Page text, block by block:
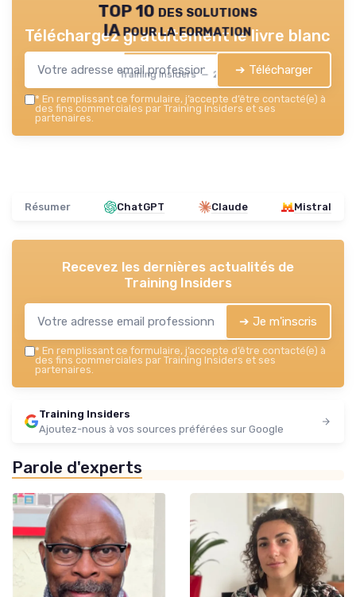
TOP 10 des solutions
IA pour la formation
Training Insiders — 2026
Téléchargez gratuitement le livre blanc
➔ Télécharger
* En remplissant ce formulaire, j’accepte d’être contacté(e) à
des fins commerciales par Training Insiders et ses
partenaires.
Résumer ChatGPT Claude Mistral
Recevez les dernières actualités de
Training Insiders
➔ Je m'inscris
* En remplissant ce formulaire, j’accepte d’être contacté(e) à
des fins commerciales par Training Insiders et ses
partenaires.
Training Insiders
Ajoutez-nous à vos sources préférées sur Google
Parole d'experts